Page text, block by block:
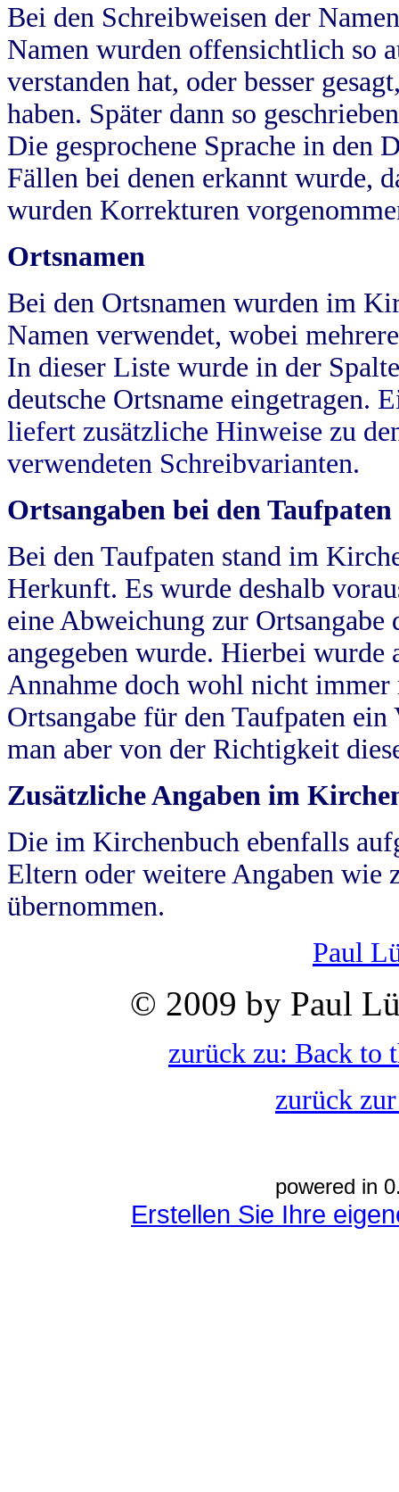
Bei den Schreibweisen der
Namen wurden offensichtlich so
verstanden hat, oder besser
haben. Später dann so
Die gesprochene Sprache in
Fällen bei denen erkannt wurde,
wurden Korrekturen
Ortsnamen
Bei den Ortsnamen wurden im
Namen verwendet, wobei
In dieser Liste wurde in der
deutsche Ortsname eingetragen.
liefert zusätzliche Hinweise zu
verwendeten Schreibvarianten.
Ortsangaben bei den Taufpaten
Bei den Taufpaten stand im
Herkunft. Es wurde deshalb
eine Abweichung zur
angegeben wurde. Hierbei wurde
Annahme doch wohl nicht
Ortsangabe für den Taufpaten
man aber von der Richtigkeit
Zusätzliche Angaben im
Die im Kirchenbuch ebenfalls
Eltern oder weitere Angaben wie
übernommen.
Paul
© 2009 by Paul
zurück zu: Back to
zurück
powered in
Erstellen Sie Ihre